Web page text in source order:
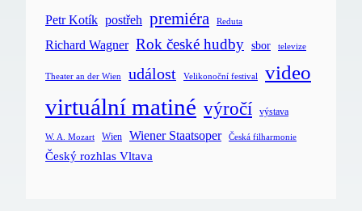
Petr Kotík postřeh premiéra Reduta
Richard Wagner Rok české hudby sbor televize
Theater an der Wien událost Velikonoční festival video
virtuální matiné výročí výstava
W. A. Mozart Wien Wiener Staatsoper Česká filharmonie
Český rozhlas Vltava